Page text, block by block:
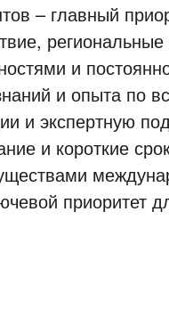
– главный
и
и опыта
и экспертную
и короткие
приоритет